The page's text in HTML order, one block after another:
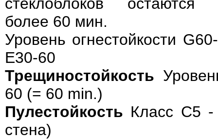
более 60 мин.
Уровень огнестойкости
E30-60
Трещиностойкость
60 (= 60 min.)
Пулестойкость Класс C5 -
стена)